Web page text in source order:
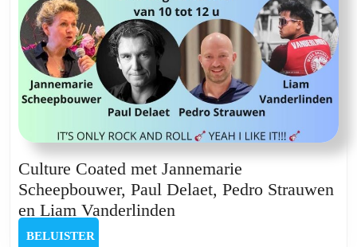
Culture Coated met Jannemarie
Scheepbouwer, Paul Delaet, Pedro Strauwen
en Liam Vanderlinden
BELUISTER